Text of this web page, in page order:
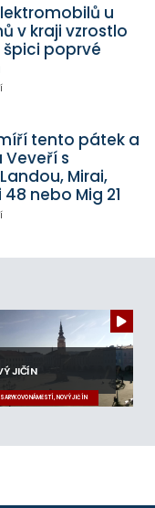
u
v kraji vzrostlo
špici poprvé
tento pátek a
s
Mirai,
nebo Mig 21
JIČÍN
NÁMĚSTÍ, NOVÝ JIČÍN